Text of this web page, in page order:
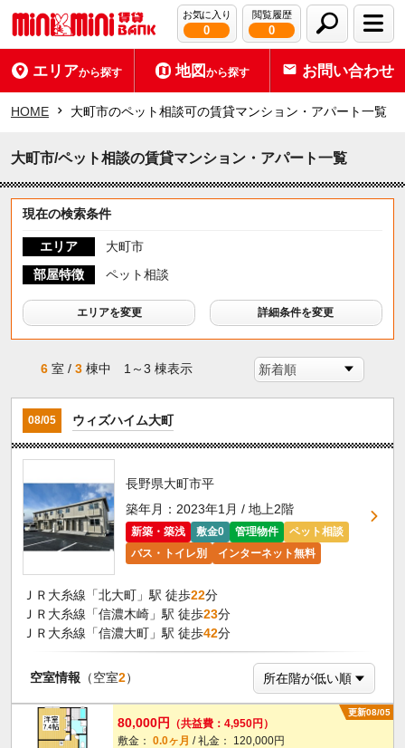
お気に入り
0
閲覧履歴
0
エリアから探す 地図から探す お問い合わせ
HOME 大町市のペット相談可の賃貸マンション・アパート一覧
大町市/ペット相談の賃貸マンション・アパート一覧
現在の検索条件
エリア
大町市
部屋特徴
ペット相談
エリアを変更 詳細条件を変更
6 室 /3 棟中 1～3 棟表示
08/05 ウィズハイム大町
長野県大町市平
築年月：2023年1月 / 地上2階
新築・築浅 敷金0 管理物件
ペット相談
バス・トイレ別
インターネット無料
ＪＲ大糸線「北大町」駅 徒歩22分
ＪＲ大糸線「信濃木崎」駅 徒歩23分
ＪＲ大糸線「信濃大町」駅 徒歩42分
空室情報 （空室2）
更新08/05
80,000円
（共益費：4,950円）
敷金： 0.0ヶ月 / 礼金： 120,000円